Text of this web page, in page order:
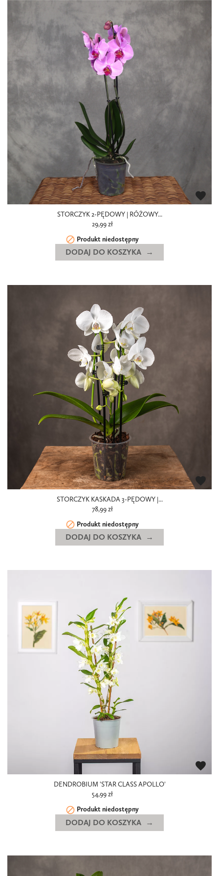
STORCZYK 2-PĘDOWY | RÓŻOWY...
29,99 zł
 Produkt niedostępny
favorite
DODAJ DO KOSZYKA
STORCZYK KASKADA 3-PĘDOWY |...
78,99 zł
 Produkt niedostępny
favorite
DODAJ DO KOSZYKA
DENDROBIUM 'STAR CLASS APOLLO'
54,99 zł
 Produkt niedostępny
favorite
DODAJ DO KOSZYKA